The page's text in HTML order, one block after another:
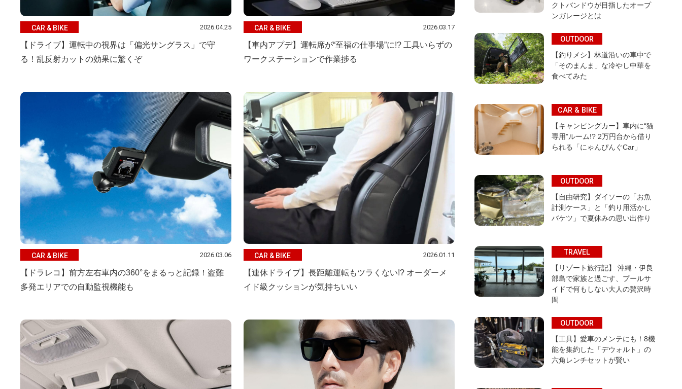
CAR & BIKE 2026.04.25
【ドライブ】運転中の視界は「偏光サングラス」で守
る！乱反射カットの効果に驚くぞ
CAR & BIKE 2026.03.17
【車内アプデ】運転席が“至福の仕事場”に!? 工具いらずの
ワークステーションで作業捗る
CAR & BIKE 2026.03.06
【ドラレコ】前方左右車内の360°をまるっと記録！盗難
多発エリアでの自動監視機能も
CAR & BIKE 2026.01.11
【連休ドライブ】長距離運転もツラくない!? オーダーメ
イド級クッションが気持ちいい
クトバンドウが目指したオープ
ンガレージとは
OUTDOOR
【釣りメシ】林道沿いの車中で
「そのまんま」な冷やし中華を
食べてみた
CAR & BIKE
【キャンピングカー】車内に“猫
専用”ルーム!? 2万円台から借り
られる「にゃんぴんぐCar」
OUTDOOR
【自由研究】ダイソーの「お魚
計測ケース」と「釣り用活かし
バケツ」で夏休みの思い出作り
TRAVEL
【リゾート旅行記】 沖縄・伊良
部島で家族と過ごす、プールサ
イドで何もしない大人の贅沢時
間
OUTDOOR
【工具】愛車のメンテにも！8機
能を集約した「デウォルト」の
六角レンチセットが賢い